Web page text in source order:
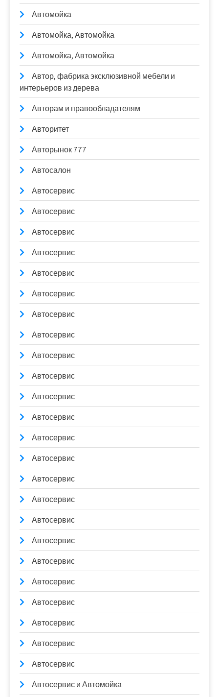
Автомойка
Автомойка, Автомойка
Автомойка, Автомойка
Автор, фабрика эксклюзивной мебели и
интерьеров из дерева
Авторам и правообладателям
Авторитет
Авторынок 777
Автосалон
Автосервис
Автосервис
Автосервис
Автосервис
Автосервис
Автосервис
Автосервис
Автосервис
Автосервис
Автосервис
Автосервис
Автосервис
Автосервис
Автосервис
Автосервис
Автосервис
Автосервис
Автосервис
Автосервис
Автосервис
Автосервис
Автосервис
Автосервис
Автосервис
Автосервис и Автомойка